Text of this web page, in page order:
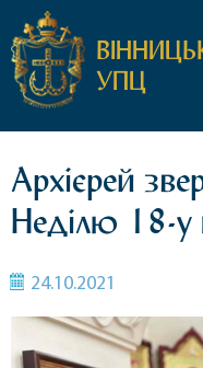
УПЦ
Архієрей
Неділю 18-у
24.10.2021